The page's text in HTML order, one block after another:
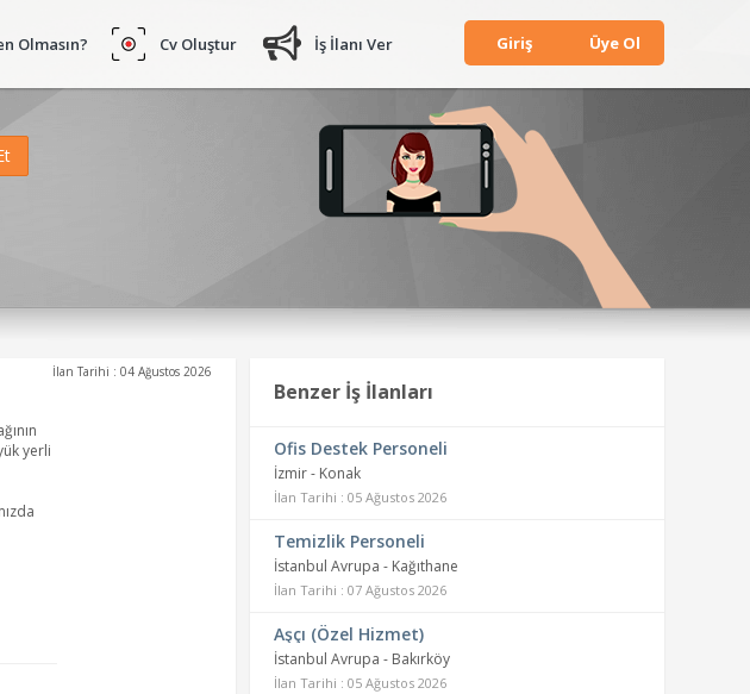
Olmasın? Cv Oluştur İş İlanı Ver Giriş Üye Ol
İlan Tarihi : 04 Ağustos 2026
yerli
Benzer İş İlanları
Ofis Destek Personeli
İzmir - Konak
İlan Tarihi : 05 Ağustos 2026
Temizlik Personeli
İstanbul Avrupa - Kağıthane
İlan Tarihi : 07 Ağustos 2026
Aşçı (Özel Hizmet)
İstanbul Avrupa - Bakırköy
İlan Tarihi : 05 Ağustos 2026